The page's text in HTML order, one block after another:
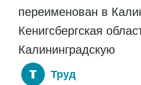
переименован в
Кенигсбергская
Калининградскую
Труд